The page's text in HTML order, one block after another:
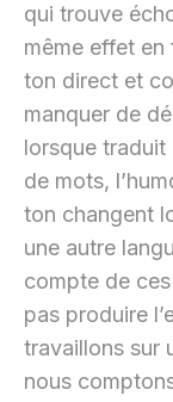
qui trouve
même effet en
ton direct et
manquer de
lorsque traduit
de mots,
ton changent
une autre
compte de
pas produire
travaillons sur
nous